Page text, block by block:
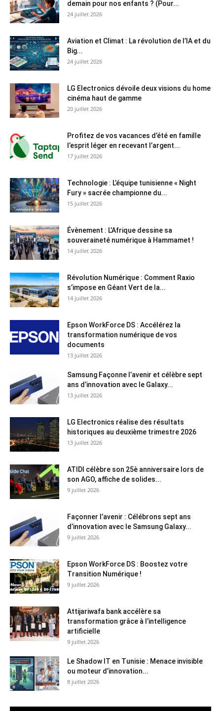
demain pour nos enfants ? (Pour...
24 juillet 2026
Aviation et Climat : La révolution de l’IA et du
Big...
24 juillet 2026
LG Electronics dévoile deux visions du home
cinéma haut de gamme
20 juillet 2026
Profitez de vos vacances d’été en famille
l’esprit léger en recevant l’argent...
17 juillet 2026
Technologie : L’équipe tunisienne « Night
Fury » sacrée championne du...
15 juillet 2026
Évènement : L’Afrique dessine sa
souveraineté numérique à Hammamet !
14 juillet 2026
Révolution Numérique : Comment Raxio
s’impose en Géant Vert de la...
14 juillet 2026
Epson WorkForce DS : Accélérez la
transformation numérique de vos
documents
13 juillet 2026
Samsung Façonne l’avenir et célèbre sept
ans d’innovation avec le Galaxy...
13 juillet 2026
LG Electronics réalise des résultats
historiques au deuxième trimestre 2026
13 juillet 2026
ATIDI célèbre son 25è anniversaire lors de
son AGO, affiche de solides...
9 juillet 2026
Façonner l’avenir : Célébrons sept ans
d’innovation avec le Samsung Galaxy...
9 juillet 2026
Epson WorkForce DS : Boostez votre
Transition Numérique !
9 juillet 2026
Attijariwafa bank accélère sa
transformation grâce à l’intelligence
artificielle
9 juillet 2026
Le Shadow IT en Tunisie : Menace invisible
ou moteur d’innovation...
8 juillet 2026